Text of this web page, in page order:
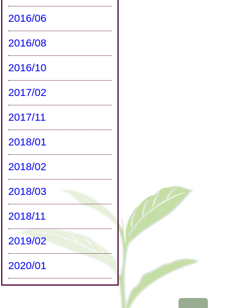
2016/06
2016/08
2016/10
2017/02
2017/11
2018/01
2018/02
2018/03
2018/11
2019/02
2020/01